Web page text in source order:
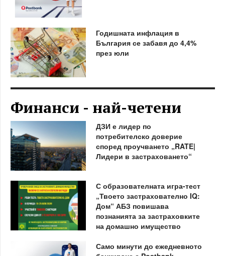
Годишната инфлация в
България се забавя до 4,4%
през юли
Финанси - най-четени
ДЗИ е лидер по
потребителско доверие
според проучването „RATE|
Лидери в застраховането“
С образователната игра-тест
„Твоето застрахователно IQ:
Дом“ АБЗ повишава
познанията за застраховките
на домашно имущество
Само минути до ежедневното